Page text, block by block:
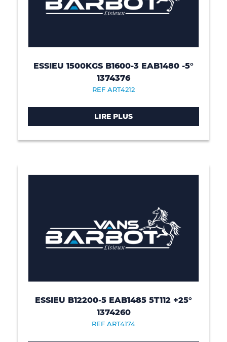
ESSIEU 1500KGS B1600-3 EAB1480 -5°
1374376
REF ART4212
LIRE PLUS
ESSIEU B12200-5 EAB1485 5T112 +25°
1374260
REF ART4174